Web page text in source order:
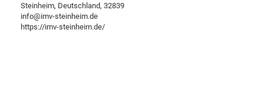
Steinheim, Deutschland, 32839
info@imv-steinheim.de
https://imv-steinheim.de/